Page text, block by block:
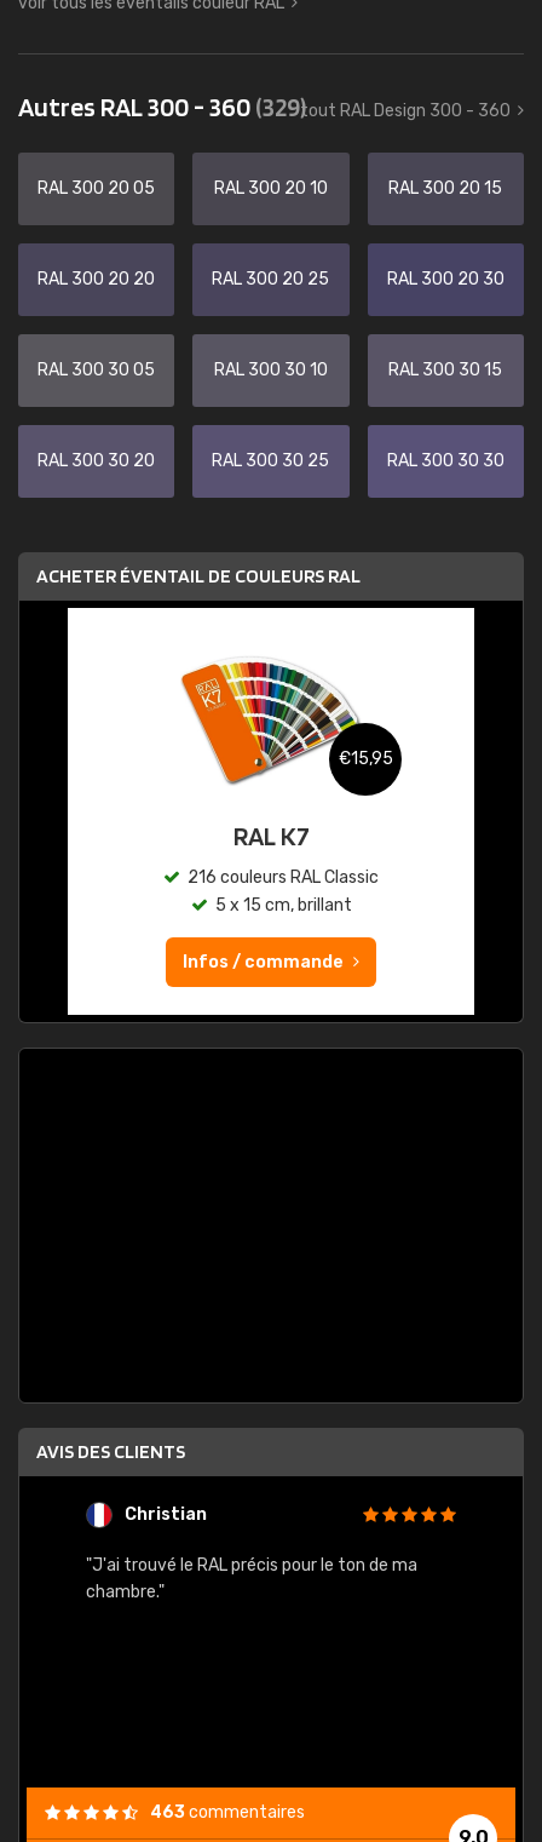
Autres RAL 300 - 360(329)tout RAL Design 300 - 360
RAL 300 20 05 RAL 300 20 10 RAL 300 20 15
RAL 300 20 20 RAL 300 20 25 RAL 300 20 30
RAL 300 30 05 RAL 300 30 10 RAL 300 30 15
RAL 300 30 20 RAL 300 30 25 RAL 300 30 30
ACHETER ÉVENTAIL DE COULEURS RAL
€15,95
RAL K7
216 couleurs RAL Classic
5 x 15 cm, brillant
Infos / commande
AVIS DES CLIENTS
Christian
"J'ai trouvé le RAL précis pour le ton de ma
chambre."
463commentaires